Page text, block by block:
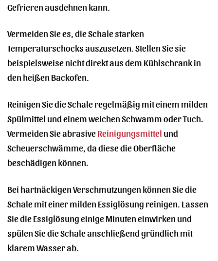
Gefrieren ausdehnen kann.
Vermeiden Sie es, die Schale starken
Temperaturschocks auszusetzen. Stellen Sie sie
beispielsweise nicht direkt aus dem Kühlschrank in
den heißen Backofen.
Reinigen Sie die Schale regelmäßig mit einem milden
Spülmittel und einem weichen Schwamm oder Tuch.
Vermeiden Sie abrasiveReinigungsmittel und
Scheuerschwämme, da diese die Oberfläche
beschädigen können.
Bei hartnäckigen Verschmutzungen können Sie die
Schale mit einer milden Essiglösung reinigen. Lassen
Sie die Essiglösung einige Minuten einwirken und
spülen Sie die Schale anschließend gründlich mit
klarem Wasser ab.